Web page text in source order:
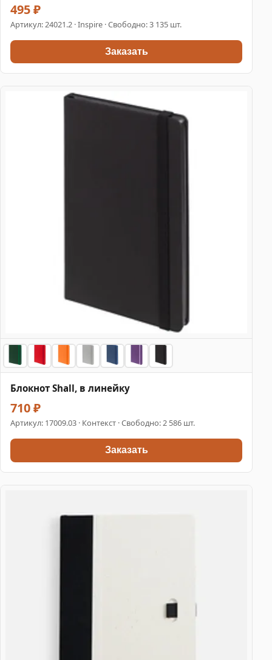
495 ₽
Артикул:24021.2 · Inspire · Свободно: 3 135 шт.
Заказать
Блокнот Shall, в линейку
710 ₽
Артикул: 17009.03 · Контекст · Свободно: 2 586 шт.
Заказать